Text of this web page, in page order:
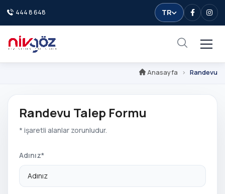
444 8 648 TR
Facebook
Anasayfa Randevu
Randevu Talep Formu
* işaretli alanlar zorunludur.
Adınız*